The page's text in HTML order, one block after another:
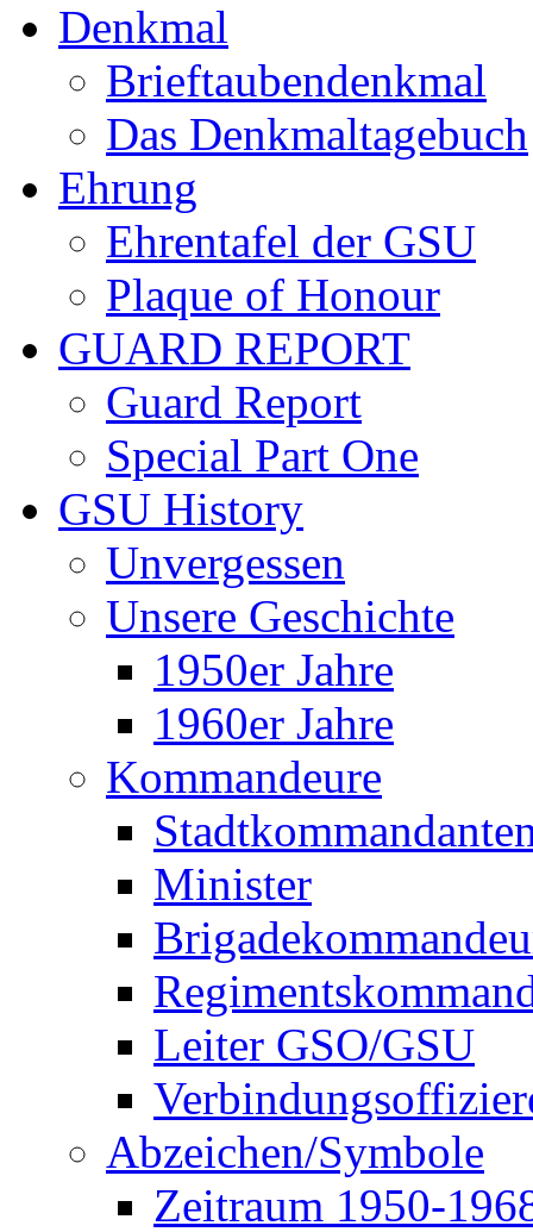
Denkmal
Brieftaubendenkmal
Das Denkmaltagebuch
Ehrung
Ehrentafel der GSU
Plaque of Honour
GUARD REPORT
Guard Report
Special Part One
GSU History
Unvergessen
Unsere Geschichte
1950er Jahre
1960er Jahre
Kommandeure
Minister
Leiter GSO/GSU
Abzeichen/Symbole
Zeitraum 1950-